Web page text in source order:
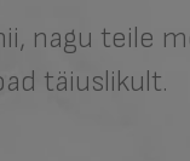
nagu teile
täiuslikult.